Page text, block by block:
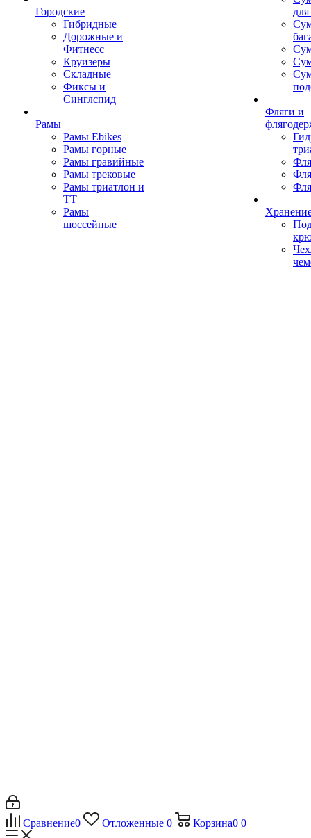
Городские
Гибридные
Дорожные и
Фитнесс
Круизеры
Складные
Фиксы и
Синглспид
Рамы
Рамы Ebikes
Рамы горные
Рамы гравийные
Рамы трековые
Рамы триатлон и
ТТ
Рамы
шоссейные
Фляги и
Сравнение0 Отложенные 0 Корзина0 0